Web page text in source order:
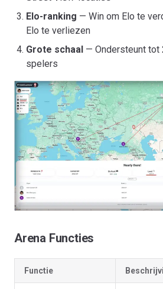
Elo-ranking — Win om Elo te
Elo te verliezen
Grote schaal — Ondersteunt tot
spelers
Arena Functies
Functie